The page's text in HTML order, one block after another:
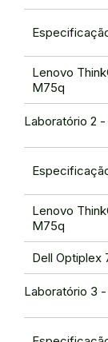
Lenovo
M75q
Laboratório 2
Lenovo
M75q
Dell Optiplex
Laboratório 3